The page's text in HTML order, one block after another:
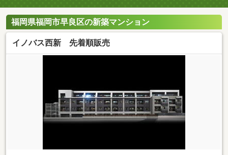
福岡県福岡市早良区の新築マンション
イノバス西新 先着順販売